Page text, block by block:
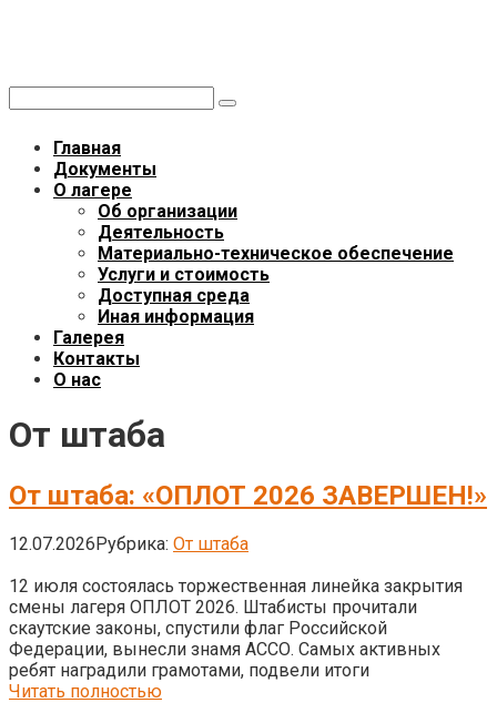
Главная
Документы
О лагере
Об организации
Деятельность
Материально-техническое обеспечение
Услуги и стоимость
Доступная среда
Иная информация
Галерея
Контакты
О нас
От штаба
От штаба: «ОПЛОТ 2026 ЗАВЕРШЕН!»
12.07.2026Рубрика: От штаба
12 июля состоялась торжественная линейка закрытия
смены лагеря ОПЛОТ 2026. Штабисты прочитали
скаутские законы, спустили флаг Российской
Федерации, вынесли знамя АССО. Самых активных
ребят наградили грамотами, подвели итоги
Читать полностью